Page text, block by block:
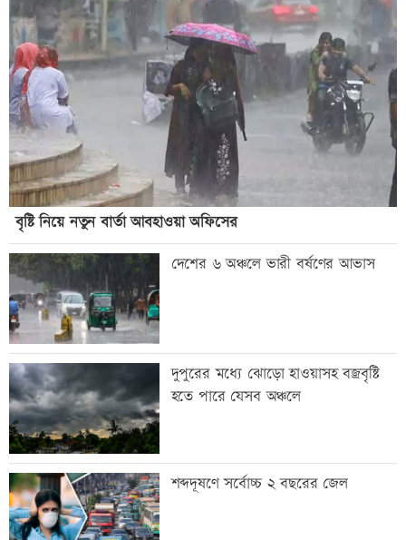
বৃষ্টি নিয়ে নতুন বার্তা আবহাওয়া অফিসের
দেশের ৬ অঞ্চলে ভারী বর্ষণের আভাস
দুপুরের মধ্যে ঝোড়ো হাওয়াসহ বজ্রবৃষ্টি
হতে পারে যেসব অঞ্চলে
শব্দদূষণে সর্বোচ্চ ২ বছরের জেল